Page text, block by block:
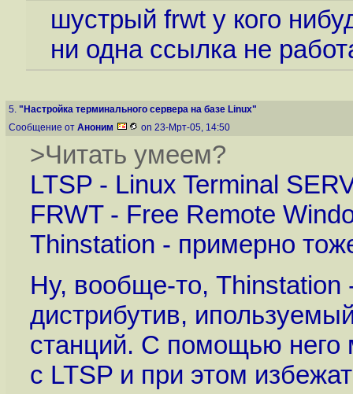
шустрый frwt у кого
ни одна ссылка не
5. "Настройка терминального сервера на базе Linux"
Сообщение от Аноним on 23-Мрт-05, 14:50
>Читать умеем?
LTSP - Linux Terminal
FRWT - Free Remote
Thinstation - примерно
Ну, вообще-то, Thinstation
дистрибутив,
станций. С помощью него
с LTSP и при этом